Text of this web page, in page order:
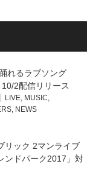
れるラブソング
10/2配信リリース
LIVE, MUSIC,
, NEWS
リック 2マンライブ
ンドパーク2017」対